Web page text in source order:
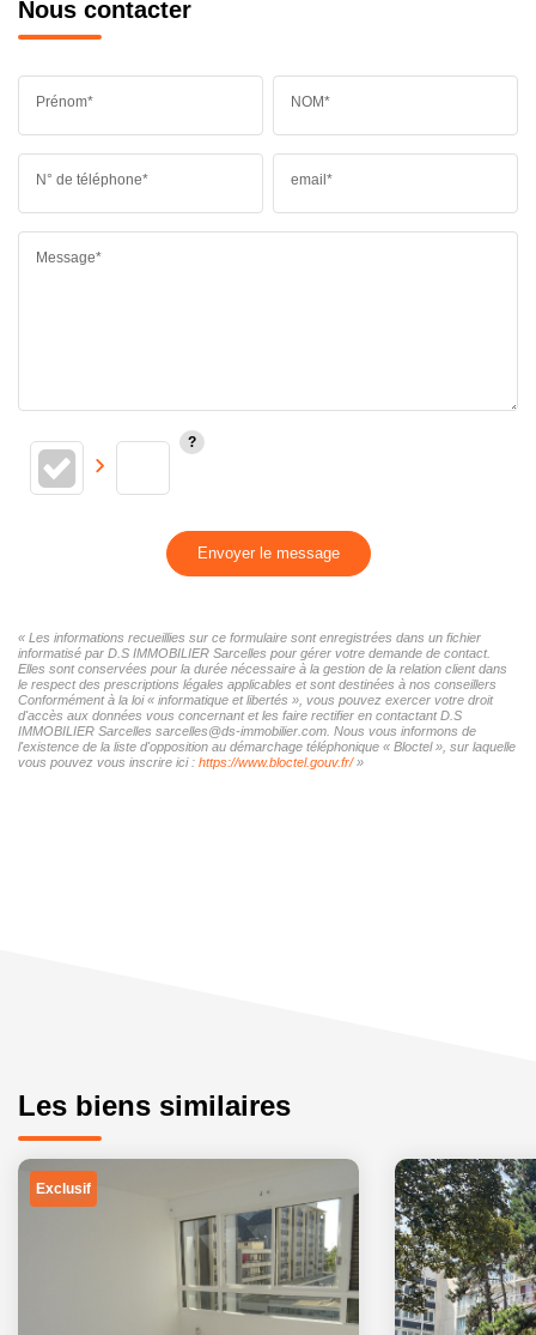
Nous contacter
Prénom* NOM*
N° de téléphone* email*
Message*
Envoyer le message
« Les informations recueillies sur ce formulaire sont enregistrées dans un fichier
informatisé par D.S IMMOBILIER Sarcelles pour gérer votre demande de contact.
Elles sont conservées pour la durée nécessaire à la gestion de la relation client dans
le respect des prescriptions légales applicables et sont destinées à nos conseillers
Conformément à la loi « informatique et libertés », vous pouvez exercer votre droit
d'accès aux données vous concernant et les faire rectifier en contactant D.S
IMMOBILIER Sarcelles sarcelles@ds-immobilier.com. Nous vous informons de
l'existence de la liste d'opposition au démarchage téléphonique « Bloctel », sur laquelle
vous pouvez vous inscrire ici : https://www.bloctel.gouv.fr/»
Les biens similaires
Exclusif